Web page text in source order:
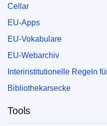
Cellar
EU-Apps
EU-Vokabulare
EU-Webarchiv
Interinstitutionelle Regeln
Bibliothekarsecke
Tools